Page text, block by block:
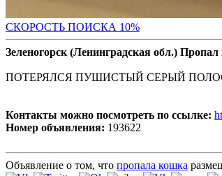
СКОРОСТЬ ПОИСКА 10%
Зеленогорск (Ленинградская обл.) Пропал
ПОТЕРЯЛСЯ ПУШИСТЫЙ СЕРЫЙ
Контакты можно посмотреть по ссылке:
Номер объявления: 193622
Объявление о том, что пропала кошка